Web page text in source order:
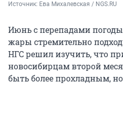
Источник: Ева Михалевская / NGS.RU
Июнь с перепадами
жары стремительно
НГС решил изучить, что
новосибирцам второй
быть более прохладным,